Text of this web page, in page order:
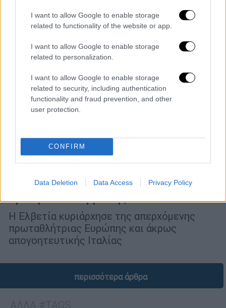
I want to allow Google to enable storage
related to functionality of the website or app.
I want to allow Google to enable storage
related to personalization.
I want to allow Google to enable storage
related to security, including authentication
functionality and fraud prevention, and other
user protection.
CONFIRM
Data Deletion Data Access Privacy Policy
Αθλητισμός|29.06.2024 20:56
αποκαθήλωσε την Ιταλία που παρέδωσε
αμαχητί το στέμμα της!
Η Ελβετία κυριάρχησε της απερχόμενης
πρωταθλήτριας Ευρώπης και άκρως
απογοητευτικής Ιταλίας
περισσότερα άρθρα